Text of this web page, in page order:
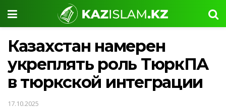
Казахстан намерен
укреплять роль ТюркПА
в тюркской интеграции
17.10.2025